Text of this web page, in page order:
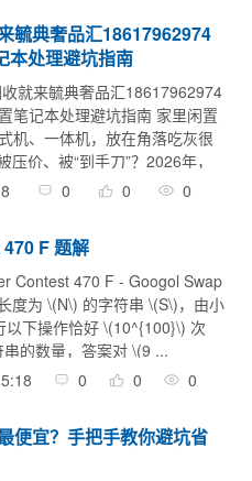
毓典奢品汇18617962974
本处理避坑指南
就来毓典奢品汇18617962974
笔记本处理避坑指南 家里闲置
机、一体机，放在角落吃灰很
价、被“到手刀”？2026年，
实可以更省心——毓典奢品汇
0 0 0
F 题解
Contest 470 F - Googol Swap
度为 \(N\) 的字符串 \(S\)，由小
以下操作恰好 \(10^{100}\) 次
的数量，答案对 \(9 ...
0 0 0
便宜？手把手教你避坑省